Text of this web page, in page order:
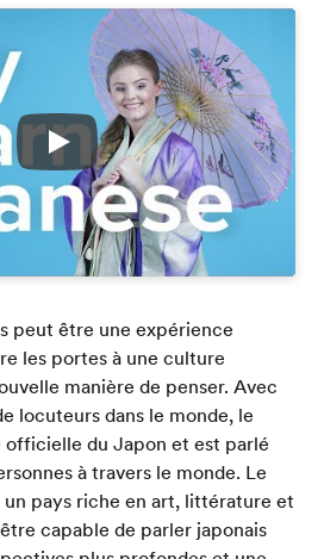
Play
peut être une expérience
les portes à une culture
manière de penser. Avec
locuteurs dans le monde, le
officielle du Japon et est parlé
à travers le monde. Le
pays riche en art, littérature et
capable de parler japonais